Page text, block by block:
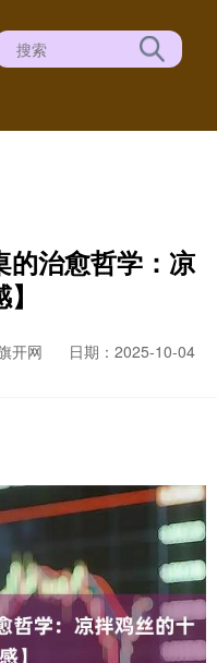
的治愈哲学：凉
开网
日期：2025-10-04